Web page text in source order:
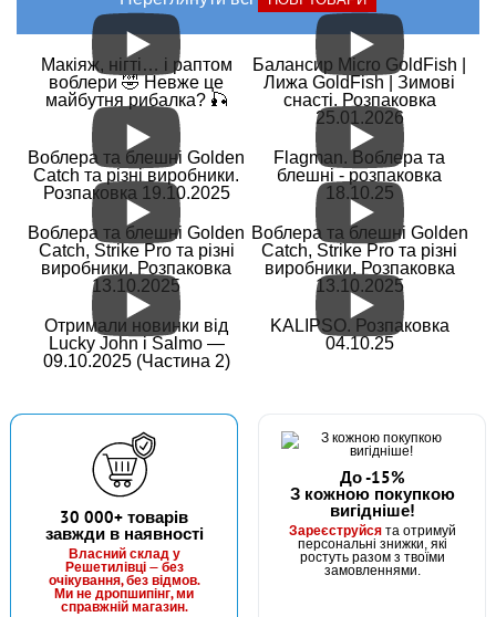
Макіяж, нігті… і раптом
воблери 🤣 Невже це
майбутня рибалка? 🎣
Балансир Micro GoldFish |
Лижа GoldFish | Зимові
снасті. Розпаковка
25.01.2026
Воблера та блешні Golden
Catch та різні виробники.
Розпаковка 19.10.2025
Flagman. Воблера та
блешні - розпаковка
18.10.25
Воблера та блешні Golden
Catch, Strike Pro та різні
виробники. Розпаковка
13.10.2025
Воблера та блешні Golden
Catch, Strike Pro та різні
виробники. Розпаковка
13.10.2025
Отримали новинки від
Lucky John і Salmo —
09.10.2025 (Частина 2)
KALIPSO. Розпаковка
04.10.25
30 000+ товарів
завжди в наявності
Власний склад у
Решетилівці — без
очікування, без відмов.
Ми не дропшипінг, ми
справжній магазин.
До -15%
З кожною покупкою
вигідніше!
Зареєструйсята отримуй
персональні знижки, які
ростуть разом з твоїми
замовленнями.